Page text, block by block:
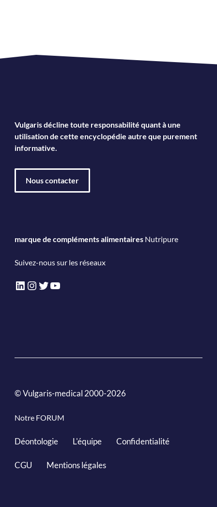
Vulgaris décline toute responsabilité quant à une
utilisation de cette encyclopédie autre que purement
informative.
Nous contacter
marque de compléments alimentaires Nutripure
Suivez-nous sur les réseaux
LinkedIn
Instagram
Twitter
YouTube
© Vulgaris-medical 2000-2026
Notre FORUM
Déontologie L'équipe Confidentialité
CGU Mentions légales